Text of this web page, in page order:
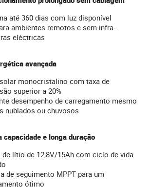
até 360 dias com luz disponível
ambientes remotos e sem infra-
eléctricas
avançada
monocristalino com taxa de
superior a 20%
desempenho de carregamento mesmo
nublados ou chuvosos
capacidade e longa duração
de lítio de 12,8V/15Ah com ciclo de vida
de seguimento MPPT para um
ótimo